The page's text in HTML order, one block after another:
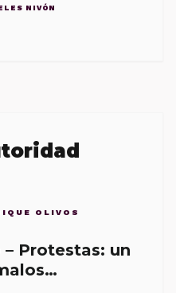
NIVÓN
OLIVOS
Protestas: un